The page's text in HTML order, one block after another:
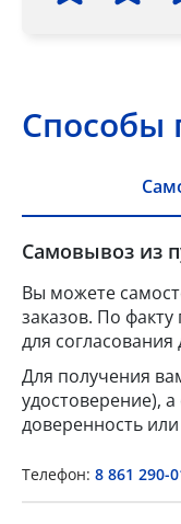
Способы
Самовывоз из
Вы можете
заказов. По
для
Для получения
удостоверение),
доверенность
Телефон: 8 861 290-